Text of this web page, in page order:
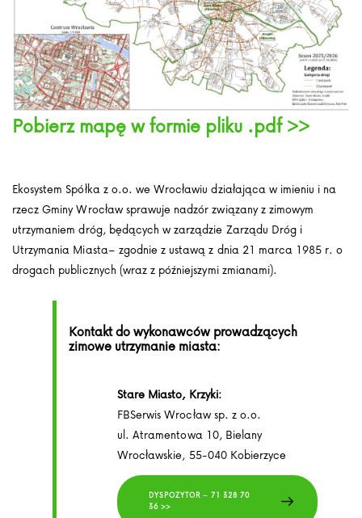
Pobierz mapę w formie pliku .pdf >>
Ekosystem Spółka z o.o. we Wrocławiu działająca w imieniu i na
rzecz Gminy Wrocław sprawuje nadzór związany z zimowym
utrzymaniem dróg, będących w zarządzie Zarządu Dróg i
Utrzymania Miasta– zgodnie z ustawą z dnia 21 marca 1985 r. o
drogach publicznych (wraz z późniejszymi zmianami).
Kontakt do wykonawców prowadzących
zimowe utrzymanie miasta:
Stare Miasto, Krzyki:
FBSerwis Wrocław sp. z o.o.
ul. Atramentowa 10, Bielany
Wrocławskie, 55-040 Kobierzyce
DYSPOZYTOR – 71 328 70
36 >>